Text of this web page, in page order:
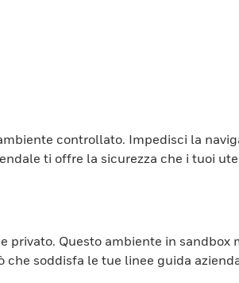
controllato. Impedisci la
ti offre la sicurezza che i tuoi
Questo ambiente in
soddisfa le tue linee guida